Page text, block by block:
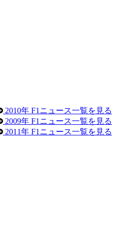
2010年 F1ニュース一覧を見る
2009年 F1ニュース一覧を見る
2011年 F1ニュース一覧を見る